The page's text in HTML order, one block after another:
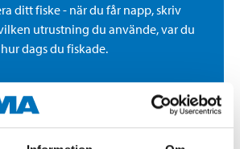
ditt fiske - när du får napp, skriv
utrustning du använde, var du
dags du fiskade.
FÖR NYBÖRJAREN